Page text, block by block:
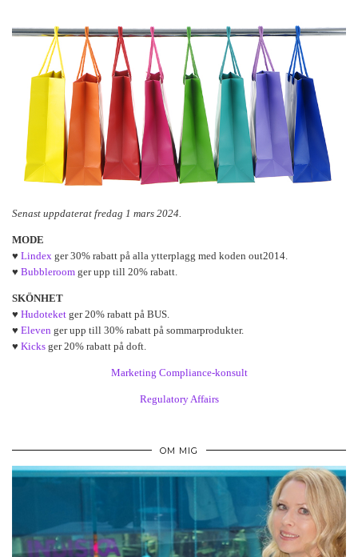
Senast uppdaterat fredag 1 mars 2024.
MODE
♥ Lindex ger 30% rabatt på alla ytterplagg med koden out2014.
♥ Bubbleroom ger upp till 20% rabatt.
SKÖNHET
♥ Hudoteket ger 20% rabatt på BUS.
♥ Eleven ger upp till 30% rabatt på sommarprodukter.
♥ Kicks ger 20% rabatt på doft.
Marketing Compliance-konsult
Regulatory Affairs
OM MIG